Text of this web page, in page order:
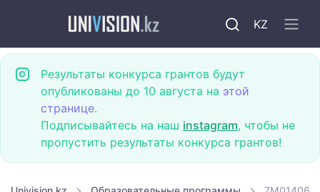
KZ
Результаты конкурса грантов будут
опубликованы до 10 августа на этой
странице.
Подписывайтесь на наш instagram, чтобы не
пропустить результаты конкурса грантов!